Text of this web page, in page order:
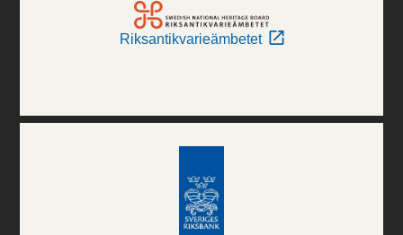
Riksantikvarieämbetet